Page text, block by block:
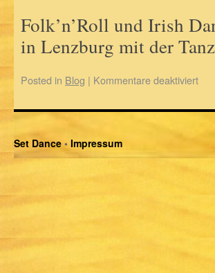
Folk’n’Roll und Irish
in Lenzburg mit der
Posted in Blog | Kommentare deaktiviert
Set Dance• Impressum